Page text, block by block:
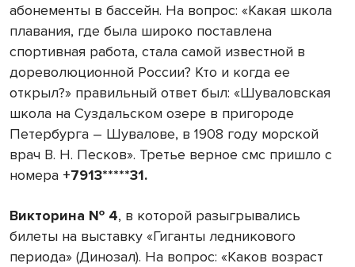
абонементы в бассейн. На вопрос: «Какая школа
плавания, где была широко поставлена
спортивная работа, стала самой известной в
дореволюционной России? Кто и когда ее
открыл?» правильный ответ был: «Шуваловская
школа на Суздальском озере в пригороде
Петербурга – Шувалове, в 1908 году морской
врач В. Н. Песков». Третье верное смс пришло с
номера +7913*****31.
Викторина № 4, в которой разыгрывались
билеты на выставку «Гиганты ледникового
периода» (Динозал). На вопрос: «Каков возраст